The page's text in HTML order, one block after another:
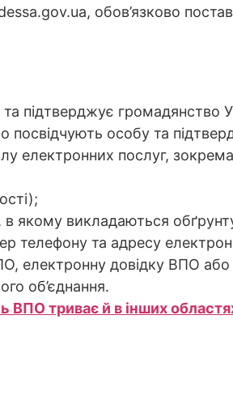
обов’язково
підтверджує громадянство
посвідчують особу та
електронних послуг,
в якому викладаються
телефону та адресу
електронну довідку ВПО
об’єднання.
ВПО триває й в інших